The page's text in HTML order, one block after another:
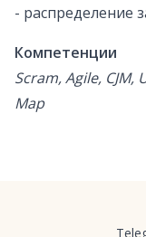
- распределение
Компетенции
Scram, Agile, CJM,
Map